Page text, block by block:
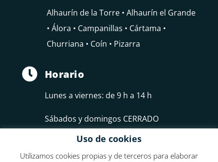
Alhaurín de la Torre • Alhaurín el Grande
• Álora • Campanillas • Cártama •
Churriana • Coín • Pizarra
 Horario
Lunes a viernes: de 9 h a 14 h
Sábados y domingos CERRADO
Uso de cookies
Utilizamos cookies propias y de terceros para elaborar